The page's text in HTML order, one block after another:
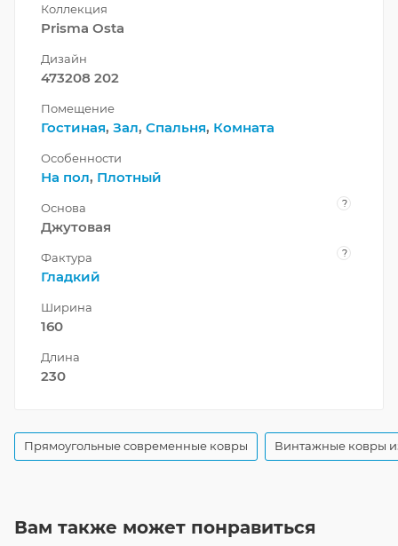
Коллекция
Prisma Osta
Дизайн
473208 202
Помещение
Гостиная, Зал, Спальня, Комната
Особенности
На пол, Плотный
Основа ?
Джутовая
Фактура ?
Гладкий
Ширина
160
Длина
230
Прямоугольные современные ковры Винтажные ковры
Вам также может понравиться